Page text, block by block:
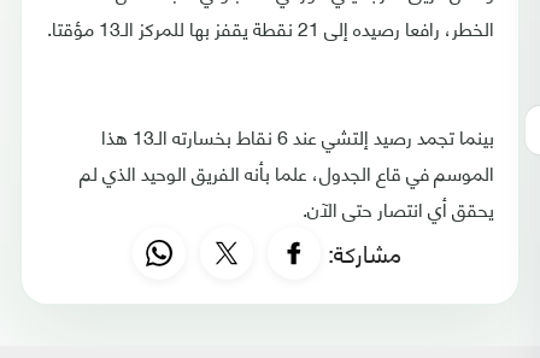
الخطر، رافعا رصيده إلى 21 نقطة يقفز بها للمركز الـ13 مؤقتا.
بينما تجمد رصيد إلتشي عند 6 نقاط بخسارته الـ13 هذا
الموسم في قاع الجدول، علما بأنه الفريق الوحيد الذي لم
يحقق أي انتصار حتى الآن.
مشاركة: